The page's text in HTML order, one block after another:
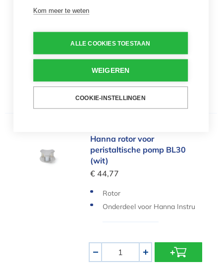
Voor Hanna Instruments Secu
rity Plus Cloud
2 stuks
Aantal
-
Hanna rotor voor peristaltische pomp BL30 (wit)
Hanna rotor voor
peristaltische pomp BL30
(wit)
€ 44,77
Rotor
Onderdeel voor Hanna Instru
- +
Kom meer te weten
ALLE COOKIES TOESTAAN
WEIGEREN
COOKIE-INSTELLINGEN